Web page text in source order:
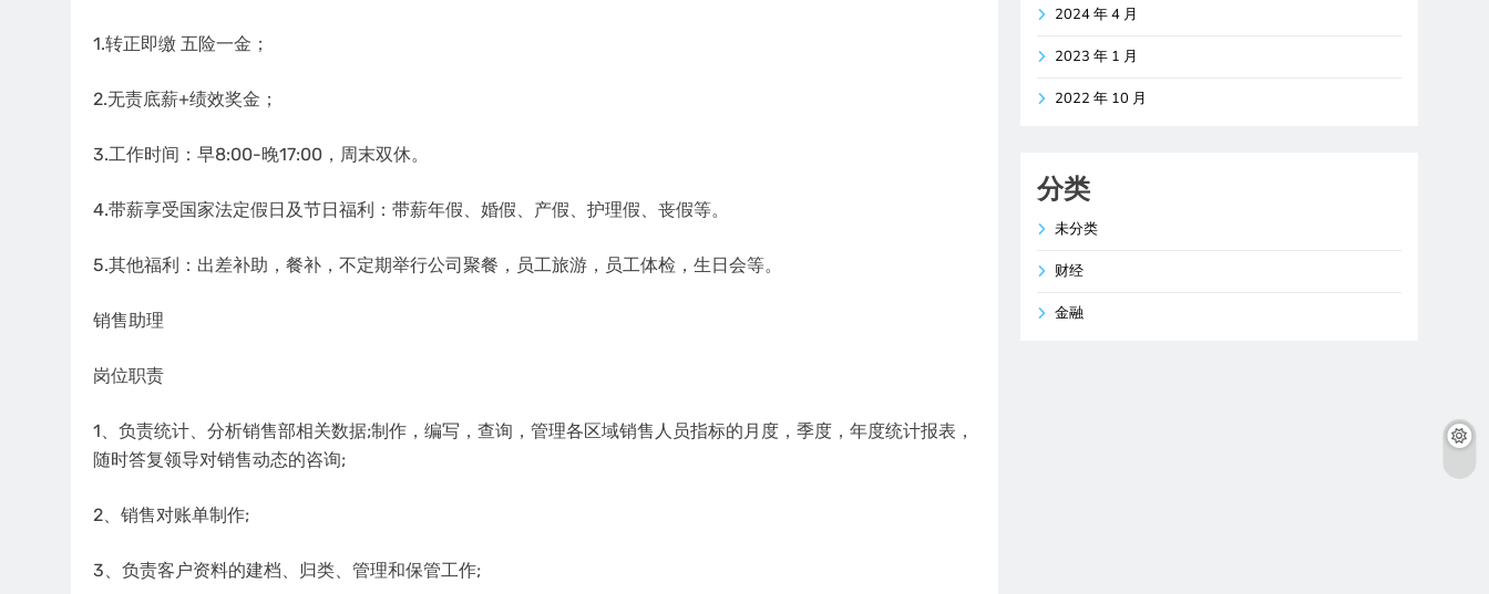
1.转正即缴 五险一金；
2.无责底薪+绩效奖金；
3.工作时间：早8:00-晚17:00，周末双休。
4.带薪享受国家法定假日及节日福利：带薪年假、婚假、产假、护理假、丧假等。
5.其他福利：出差补助，餐补，不定期举行公司聚餐，员工旅游，员工体检，生日会等。
销售助理
岗位职责
1、负责统计、分析销售部相关数据;制作，编写，查询，管理各区域销售人员指标的月度，季度，年度统计报表，
随时答复领导对销售动态的咨询;
2、销售对账单制作;
3、负责客户资料的建档、归类、管理和保管工作;
2024 年 4 月
2023 年 1 月
2022 年 10 月
分类
未分类
财经
金融